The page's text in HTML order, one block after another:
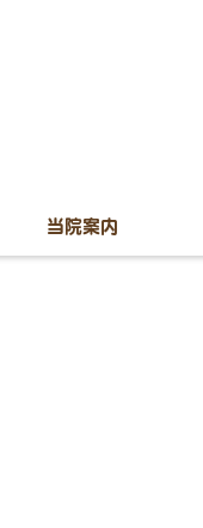
当院案内